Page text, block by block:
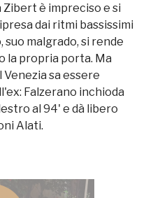
Zibert è impreciso e si
dai ritmi bassissimi
suo malgrado, si rende
la propria porta. Ma
sa essere
Falzerano inchioda
al 94' e dà libero
Alati.